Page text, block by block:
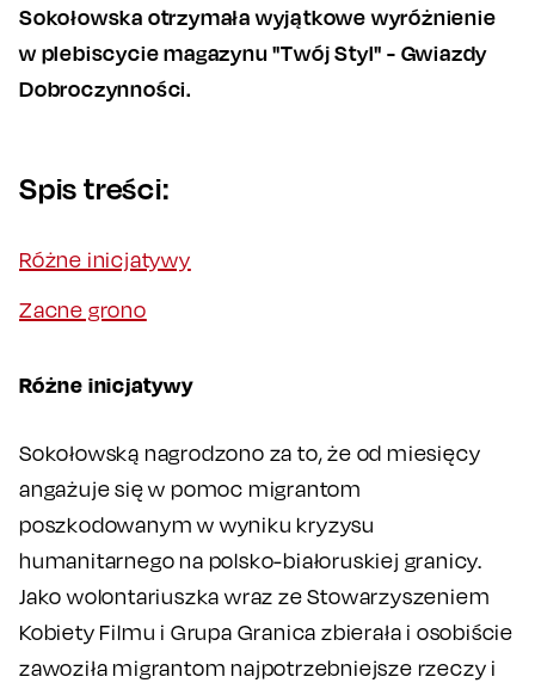
Sokołowska otrzymała wyjątkowe wyróżnienie
w plebiscycie magazynu "Twój Styl" - Gwiazdy
Dobroczynności.
Spis treści:
Różne inicjatywy
Zacne grono
Różne inicjatywy
Sokołowską nagrodzono za to, że od miesięcy
angażuje się w pomoc migrantom
poszkodowanym w wyniku kryzysu
humanitarnego na polsko-białoruskiej granicy.
Jako wolontariuszka wraz ze Stowarzyszeniem
Kobiety Filmu i Grupa Granica zbierała i osobiście
zawoziła migrantom najpotrzebniejsze rzeczy i